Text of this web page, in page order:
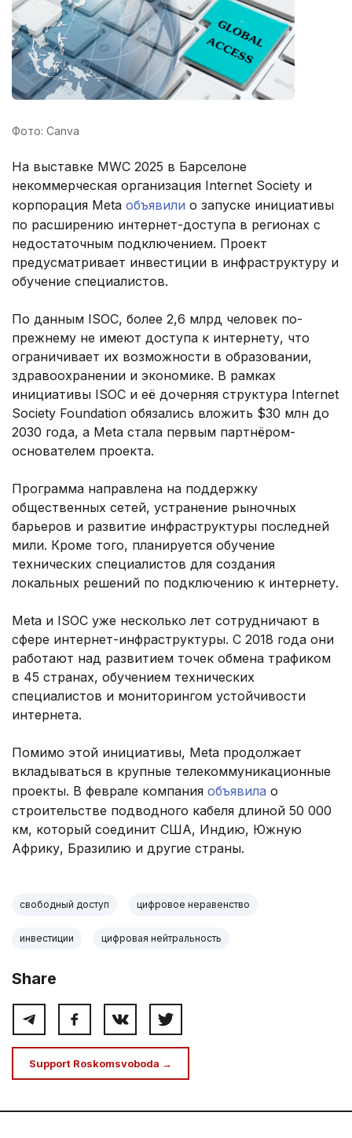
Фото: Canva
На выставке MWC 2025 в Барселоне
некоммерческая организация Internet Society и
корпорация Meta объявили о запуске инициативы
по расширению интернет-доступа в регионах с
недостаточным подключением. Проект
предусматривает инвестиции в инфраструктуру и
обучение специалистов.
По данным ISOC, более 2,6 млрд человек по-
прежнему не имеют доступа к интернету, что
ограничивает их возможности в образовании,
здравоохранении и экономике. В рамках
инициативы ISOC и её дочерняя структура Internet
Society Foundation обязались вложить $30 млн до
2030 года, а Meta стала первым партнёром-
основателем проекта.
Программа направлена на поддержку
общественных сетей, устранение рыночных
барьеров и развитие инфраструктуры последней
мили. Кроме того, планируется обучение
технических специалистов для создания
локальных решений по подключению к интернету.
Meta и ISOC уже несколько лет сотрудничают в
сфере интернет-инфраструктуры. С 2018 года они
работают над развитием точек обмена трафиком
в 45 странах, обучением технических
специалистов и мониторингом устойчивости
интернета.
Помимо этой инициативы, Meta продолжает
вкладываться в крупные телекоммуникационные
проекты. В феврале компания объявила о
строительстве подводного кабеля длиной 50 000
км, который соединит США, Индию, Южную
Африку, Бразилию и другие страны.
свободный доступ цифровое неравенство
инвестиции цифровая нейтральность
Share
Support Roskomsvoboda →